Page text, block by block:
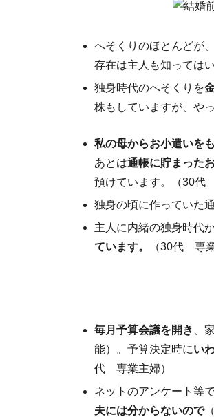
へそくりのほとんどが、
存在は主人も知っては
独身時代のへそくりを
株もしていますが、や
私の母からお小遣いを
あとは通帳に貯まった
預けています。（30代
独身の頃に作っていた通
主人に内緒の独身時代
ています。
（30代 専
毎月予算会議を開き
、
能）。予算決定時にい
代 専業主婦）
ネットのアンケート等
夫には分からないので